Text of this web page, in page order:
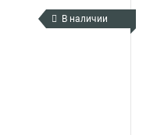
В наличии